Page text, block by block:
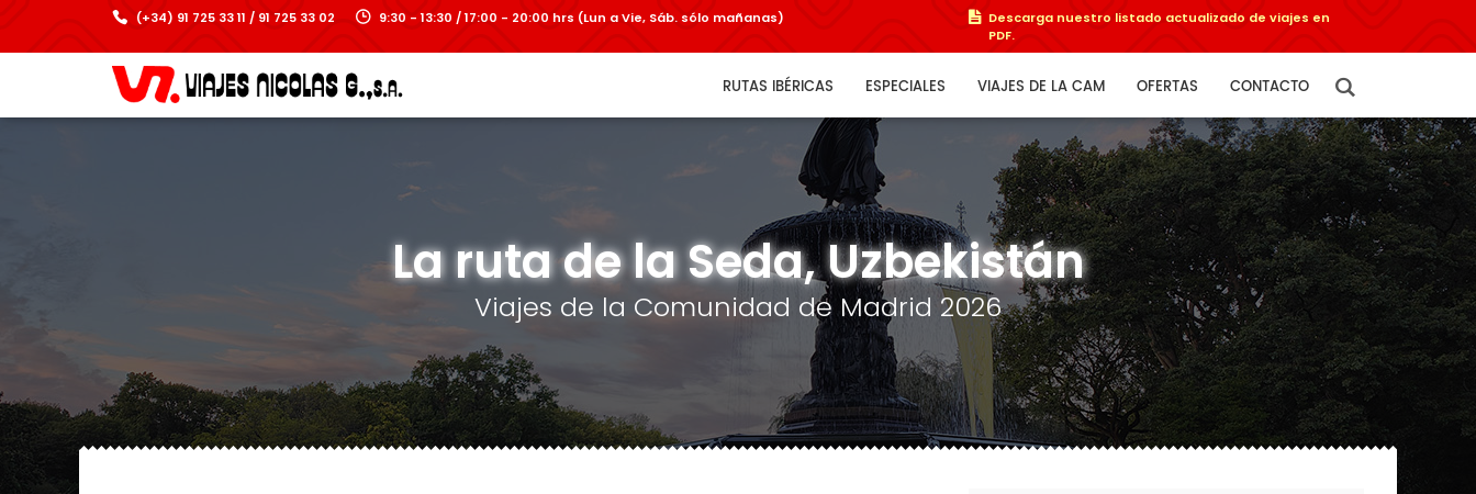
(+34) 91 725 33 11 / 91 725 33 02 9:30 - 13:30 / 17:00 - 20:00 hrs (Lun a Vie, Sáb. sólo mañanas)
Descarga nuestro listado actualizado de viajes en
PDF.
RUTAS IBÉRICAS ESPECIALES VIAJES DE LA CAM OFERTAS CONTACTO
La ruta de la Seda, Uzbekistán
Viajes de la Comunidad de Madrid 2026